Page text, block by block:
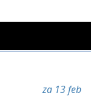
za 13 feb